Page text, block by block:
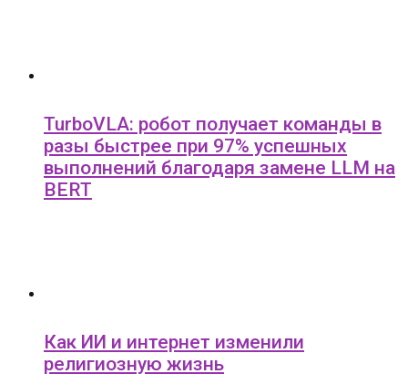
TurboVLA: робот получает команды в
разы быстрее при 97% успешных
выполнений благодаря замене LLM на
BERT
Как ИИ и интернет изменили
религиозную жизнь